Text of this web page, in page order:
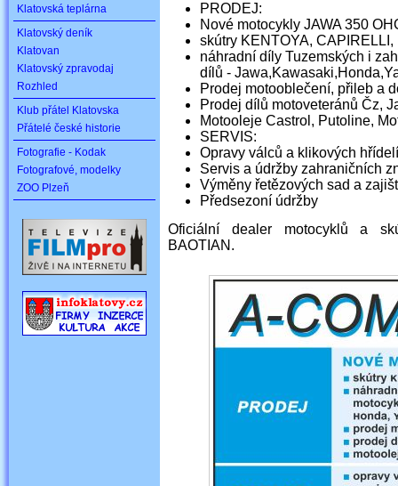
Klatovská teplárna
Klatovský deník
Klatovan
Klatovský zpravodaj
Rozhled
Klub přátel Klatovska
Přátelé české historie
Fotografie - Kodak
Fotografové, modelky
ZOO Plzeň
PRODEJ:
Nové motocykly JAWA 350
skútry KENTOYA, CAPIRELLI,
náhradní díly Tuzemských i
dílů -
Prodej motooblečení, přileb a
Prodej dílů motoveteránů Čz,
Motooleje Castrol, Putoline,
SERVIS:
Opravy válců a klikových
Servis a údržby zahraničních
Výměny řetězových sad a
Předsezoní údržby
Oficiální dealer motocyklů a
BAOTIAN.